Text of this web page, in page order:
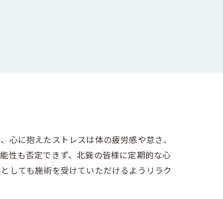
に抱えたストレスは体の疲労感や怠さ、
性も否定できず、北巽の皆様に定期的な心
しても施術を受けていただけるようリラク